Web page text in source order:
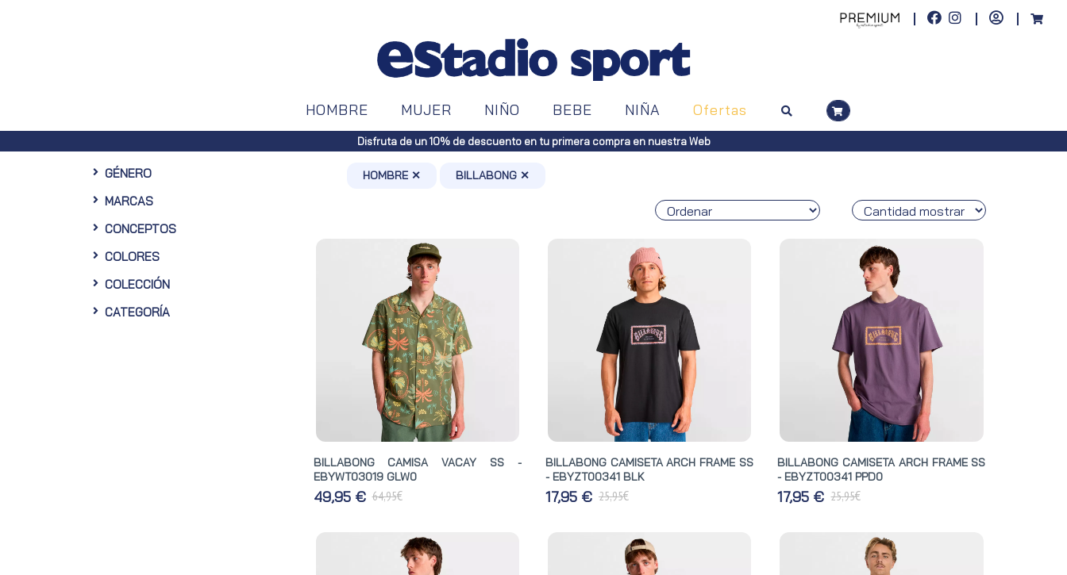
HOMBRE MUJER NIÑO BEBE NIÑA Ofertas
GÉNERO
MARCAS
CONCEPTOS
COLORES
COLECCIÓN
CATEGORÍA
HOMBRE ✕ BILLABONG ✕
BILLABONG CAMISA VACAY SS -
EBYWT03019 GLW0
49,95 € 64,95€
BILLABONG CAMISETA ARCH FRAME SS
- EBYZT00341 BLK
17,95 € 25,95€
BILLABONG CAMISETA ARCH FRAME SS
- EBYZT00341 PPD0
17,95 € 25,95€